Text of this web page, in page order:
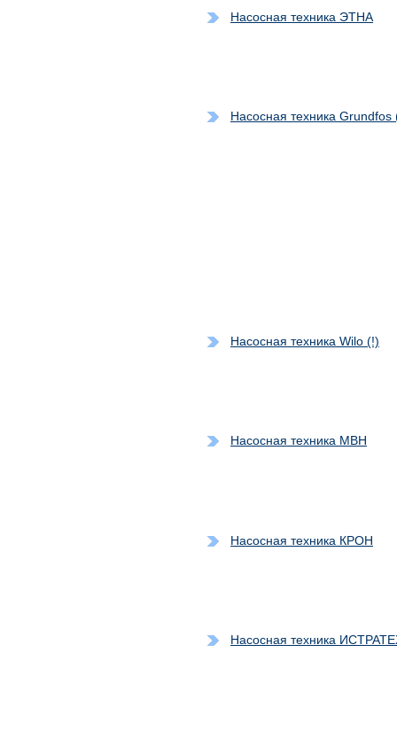
Насосная техника ЭТНА
Насосная техника Grundfos
Насосная техника Wilo (!)
Насосная техника MBH
Насосная техника КРОН
Насосная техника